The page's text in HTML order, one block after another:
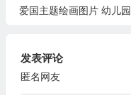
爱国主题绘画图片 幼儿园爱国主题绘画图片
发表评论
匿名网友